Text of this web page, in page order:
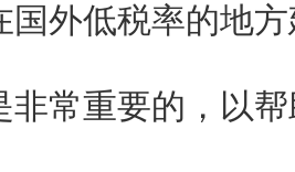
国外低税率的地
非常重要的，以